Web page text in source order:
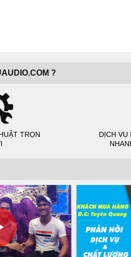
?
TRỌN
DỊCH VỤ